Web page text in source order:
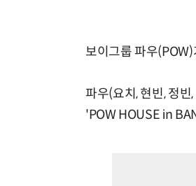
보이그룹 파우
파우(요치, 현빈, 정
'POW HOUSE in